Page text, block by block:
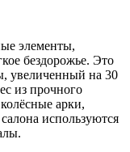
элементы,
бездорожье. Это
увеличенный на 30
из прочного
арки,
используются